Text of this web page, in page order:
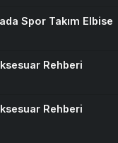
Spor Takım Elbise
Rehberi
Rehberi